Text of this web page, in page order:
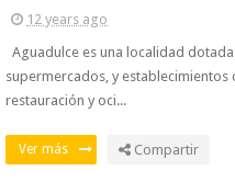
12 years ago
Aguadulce es una localidad
supermercados, y
restauración y oci...
Ver más Compartir